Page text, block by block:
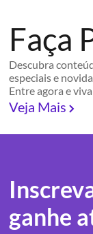
Faça
Descubra
especiais e
Entre agora e
Veja Mais
ganhe